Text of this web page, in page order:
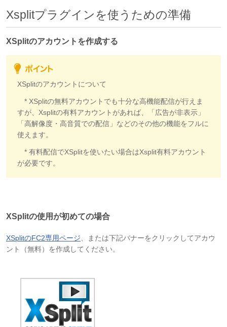
Xsplitプラグインを使うための準備
XSplitのアカウントを作成する
XSplitのアカウントについて
* XSplitの無料アカウントでも十分な高機能配信が行えま
すが、Xsplitの有料アカウントがあれば、「広告が非表示」
「高解像度・高音質での配信」などのその他の機能をフルに
使えます。
* 有料配信でXSplitを使いたい場合はXsplit有料アカウント
が必要です。
XSplitの使用が初めての場合
XSplitのFC2専用ページ 、または下記バナーをクリックしてアカウ
ント（無料）を作成してください。